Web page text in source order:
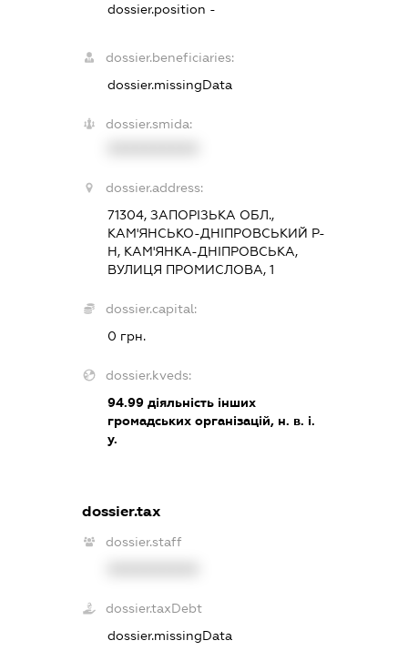
dossier.position -
dossier.beneficiaries:
dossier.missingData
dossier.smida:
dossier.address:
71304, ЗАПОРІЗЬКА ОБЛ.,
КАМ'ЯНСЬКО-ДНІПРОВСЬКИЙ Р-
Н, КАМ'ЯНКА-ДНІПРОВСЬКА,
ВУЛИЦЯ ПРОМИСЛОВА, 1
dossier.capital:
0 грн.
dossier.kveds:
94.99 діяльність інших
громадських організацій, н. в. і.
у.
dossier.tax
dossier.staff
dossier.taxDebt
dossier.missingData